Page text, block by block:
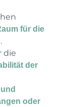
für die
die
der
oder